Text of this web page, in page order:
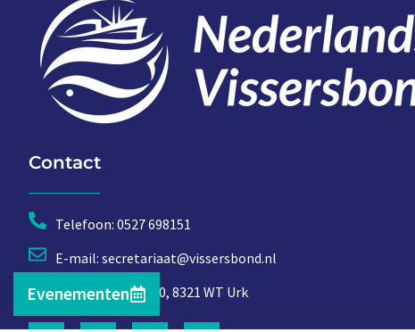
Contact
Telefoon: 0527 698151
E-mail: secretariaat@vissersbond.nl
Adres: Het spijk 20, 8321 WT Urk
Evenementen